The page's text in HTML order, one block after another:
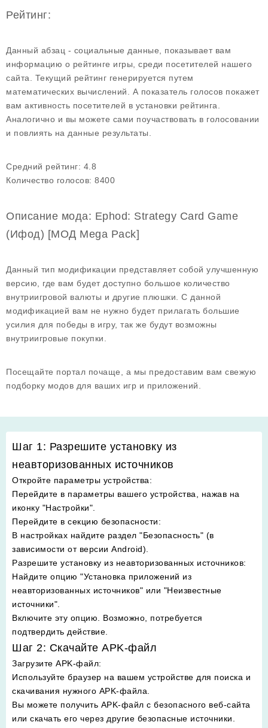
Рейтинг:
Данный абзац - социальные данные, показывает вам
информацию о рейтинге игры, среди посетителей нашего
сайта. Текущий рейтинг генерируется путем
математических вычислений. А показатель голосов покажет
вам активность посетителей в установки рейтинга.
Аналогично и вы можете сами поучаствовать в голосовании
и повлиять на данные результаты.
Средний рейтинг: 4.8
Количество голосов: 8400
Описание мода: Ephod: Strategy Card Game
(Ифод) [МОД Mega Pack]
Данный тип модификации представляет собой улучшенную
версию, где вам будет доступно большое количество
внутриигровой валюты и другие плюшки. С данной
модификацией вам не нужно будет прилагать большие
усилия для победы в игру, так же будут возможны
внутриигровые покупки.
Посещайте портал почаще, а мы предоставим вам свежую
подборку модов для ваших игр и приложений.
Шаг 1: Разрешите установку из
неавторизованных источников
Откройте параметры устройства:
Перейдите в параметры вашего устройства, нажав на
иконку "Настройки".
Перейдите в секцию безопасности:
В настройках найдите раздел "Безопасность" (в
зависимости от версии Android).
Разрешите установку из неавторизованных источников:
Найдите опцию "Установка приложений из
неавторизованных источников" или "Неизвестные
источники".
Включите эту опцию. Возможно, потребуется
подтвердить действие.
Шаг 2: Скачайте APK-файл
Загрузите APK-файл:
Используйте браузер на вашем устройстве для поиска и
скачивания нужного APK-файла.
Вы можете получить APK-файл с безопасного веб-сайта
или скачать его через другие безопасные источники.